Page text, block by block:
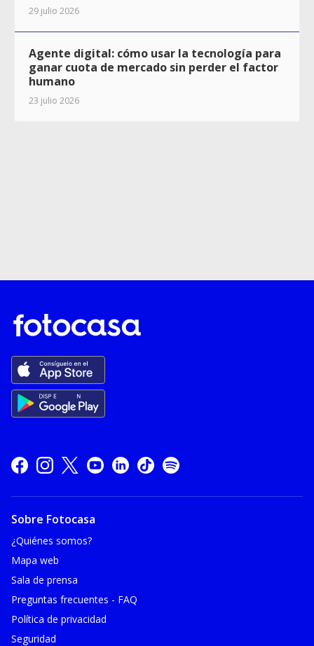
29 julio 2026
Agente digital: cómo usar la tecnología para
ganar cuota de mercado sin perder el factor
humano
23 julio 2026
Sobre Fotocasa
¿Quiénes somos?
Mapa web
Sala de prensa
Preguntas frecuentes - FAQ
Política de privacidad
Seguridad